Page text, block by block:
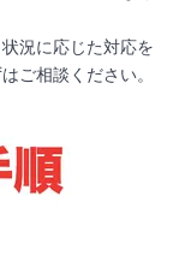
況に応じた対応を
ご相談ください。